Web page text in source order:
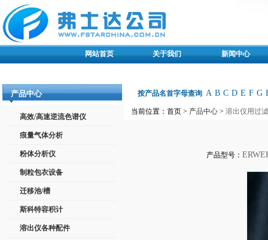
网站首页 关于我们 新闻中心
产品中心
高效/高速逆流色谱仪
痕量气体分析
粉体分析仪
制粒包衣设备
迁移池/槽
斯科特容积计
溶出仪各种配件
按产品名首字母查询 A B C D E F G
当前位置：首页 > 产品中心 > 溶出仪用过
产品型号：